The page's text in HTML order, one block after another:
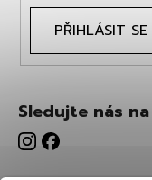
PŘIHLÁSIT SE
Sledujte nás